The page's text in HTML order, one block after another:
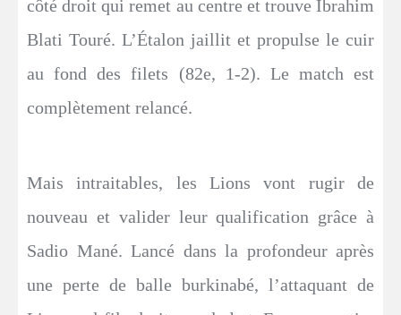
côté droit qui remet au centre et trouve Ibrahim
Blati Touré. L’Étalon jaillit et propulse le cuir
au fond des filets (82e, 1-2). Le match est
complètement relancé.
Mais intraitables, les Lions vont rugir de
nouveau et valider leur qualification grâce à
Sadio Mané. Lancé dans la profondeur après
une perte de balle burkinabé, l’attaquant de